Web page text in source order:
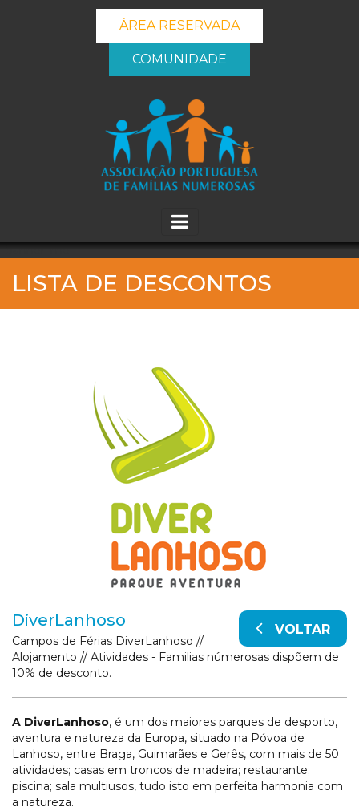
ÁREA RESERVADA
COMUNIDADE
_banner_me_
LISTA DE DESCONTOS
DiverLanhoso VOLTAR
Campos de Férias DiverLanhoso //
Alojamento // Atividades - Familias númerosas dispõem de
10% de desconto.
A DiverLanhoso, é um dos maiores parques de desporto,
aventura e natureza da Europa, situado na Póvoa de
Lanhoso, entre Braga, Guimarães e Gerês, com mais de 50
atividades; casas em troncos de madeira; restaurante;
piscina; sala multiusos, tudo isto em perfeita harmonia com
a natureza.